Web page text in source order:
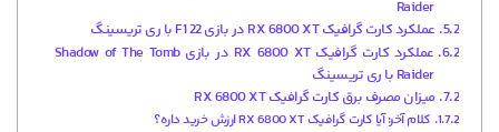
Raider
عملکرد کارت گرافیک RX 6800 XT در بازی F1 22 با ری تریسینگ
عملکرد کارت گرافیک RX 6800 XT در بازی Shadow of The Tomb
Raider با ری تریسینگ
میزان مصرف برق کارت گرافیک RX 6800 XT
کلام آخر: آیا کارت گرافیک RX 6800 XT ارزش خرید داره؟